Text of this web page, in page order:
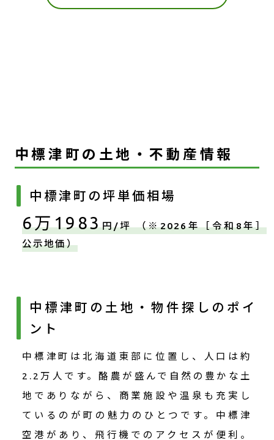
中標津町の土地・不動産情報
中標津町の坪単価相場
6万1983円/坪 （※2026年［令和8年］
公示地価）
中標津町の土地・物件探しのポイ
ント
中標津町は北海道東部に位置し、人口は約
2.2万人です。酪農が盛んで自然の豊かな土
地でありながら、商業施設や温泉も充実し
ているのが町の魅力のひとつです。中標津
空港があり、飛行機でのアクセスが便利。